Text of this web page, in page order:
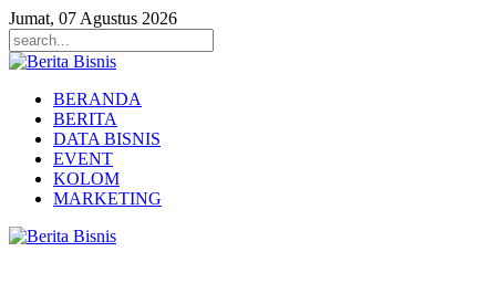
Jumat, 07 Agustus 2026
BERANDA
BERITA
DATA BISNIS
EVENT
KOLOM
MARKETING